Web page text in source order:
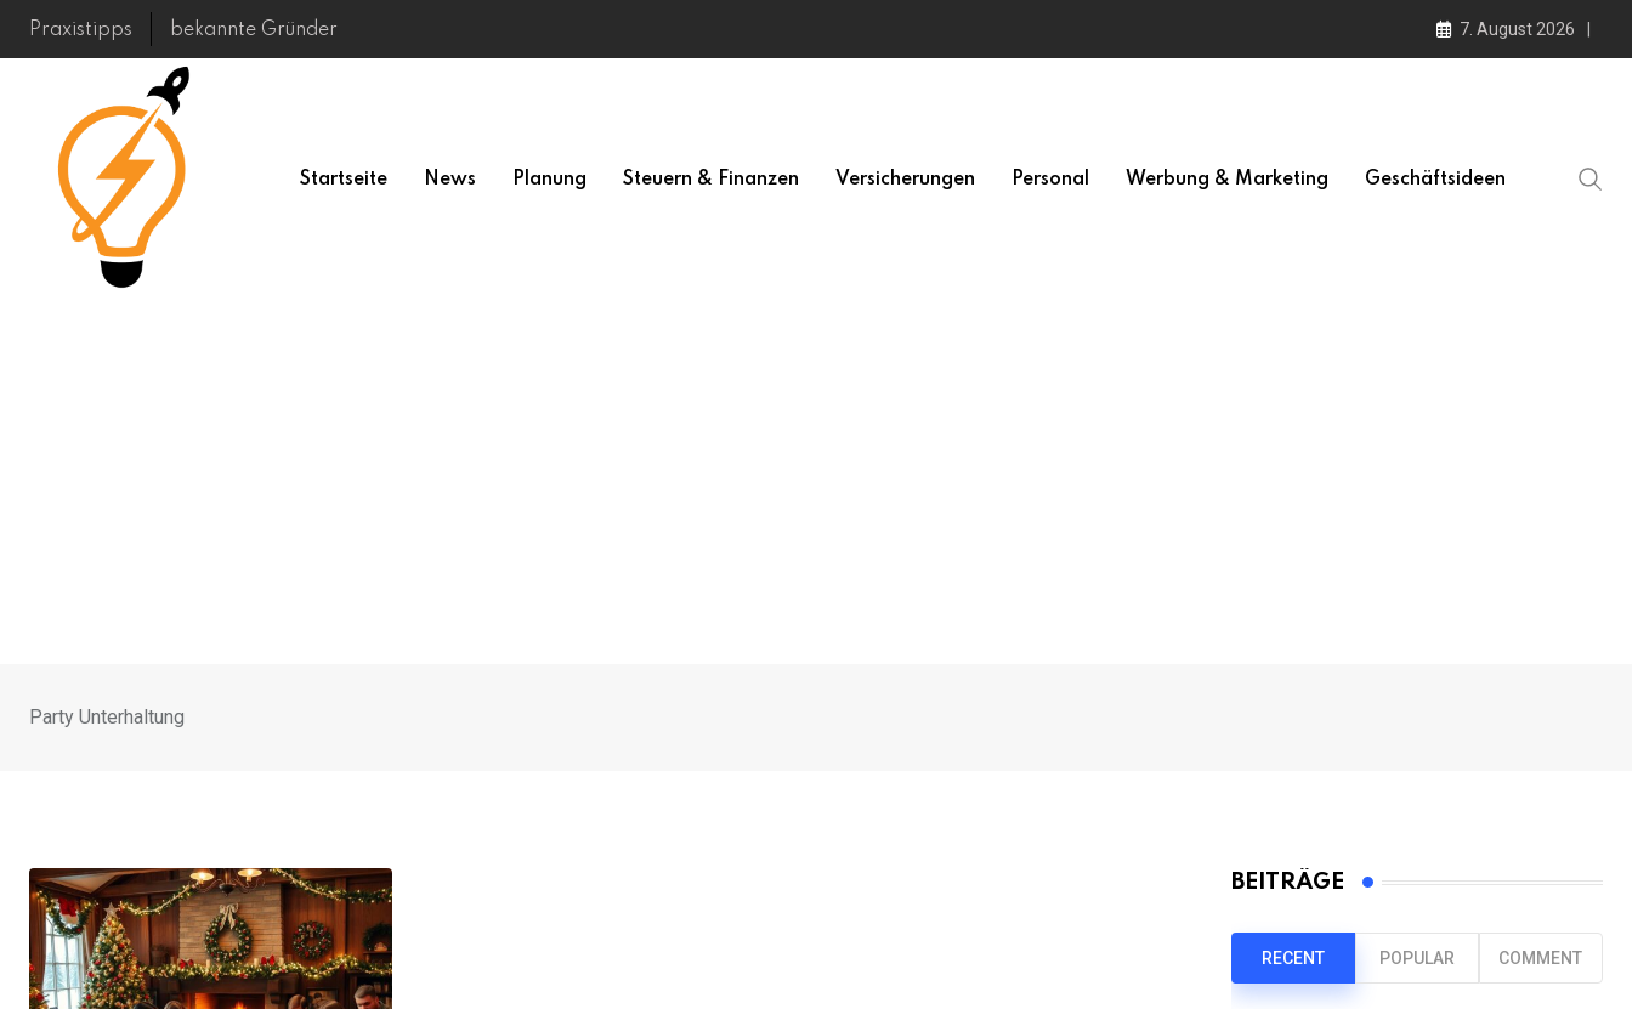
Skip
Praxistipps bekannte Gründer 7. August 2026
Startseite News Planung Steuern & Finanzen Versicherungen Personal Werbung & Marketing Geschäftsideen
Party Unterhaltung
BEITRÄGE
RECENT POPULAR COMMENT